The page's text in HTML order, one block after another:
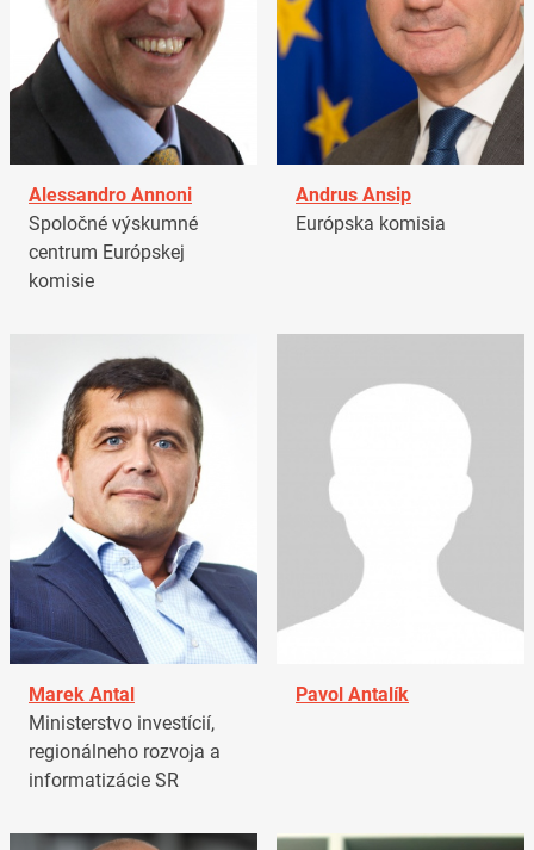
Alessandro Annoni
Spoločné výskumné
centrum Európskej
komisie
Andrus Ansip
Európska komisia
Marek Antal
Ministerstvo investícií,
regionálneho rozvoja a
informatizácie SR
Pavol Antalík